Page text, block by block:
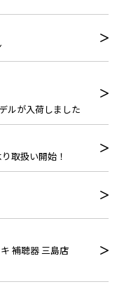
ルが入荷しました
取扱い開始！
補聴器 三島店